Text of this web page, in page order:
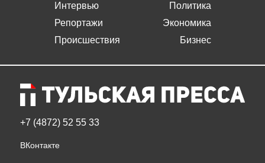
Интервью
Репортажи
Происшествия
Политика
Экономика
Бизнес
+7 (4872) 52 55 33
ВКонтакте